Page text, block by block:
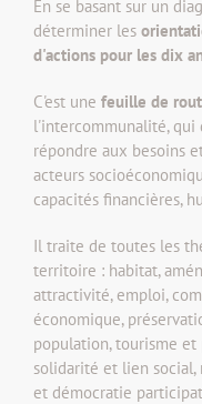
En se basant sur un
déterminer les
d'actions pour les dix
C'est une feuille de
l'intercommunalité,
répondre aux besoins
acteurs
capacités financières,
Il traite de toutes les
territoire : habitat,
attractivité, emploi,
économique,
population, tourisme
solidarité et lien social,
et démocratie